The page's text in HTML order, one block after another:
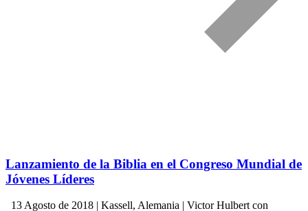
Lanzamiento de la Biblia en el Congreso Mundial de
Jóvenes Líderes
13 Agosto de 2018 | Kassell, Alemania | Victor Hulbert con